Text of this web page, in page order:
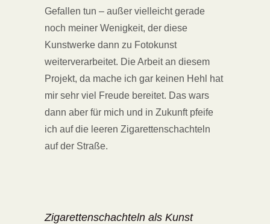
Gefallen tun – außer vielleicht gerade
noch meiner Wenigkeit, der diese
Kunstwerke dann zu Fotokunst
weiterverarbeitet. Die Arbeit an diesem
Projekt, da mache ich gar keinen Hehl hat
mir sehr viel Freude bereitet. Das wars
dann aber für mich und in Zukunft pfeife
ich auf die leeren Zigarettenschachteln
auf der Straße.
Zigarettenschachteln als Kunst